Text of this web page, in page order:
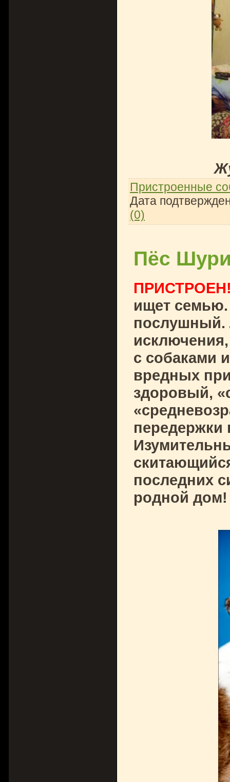
Пристроенные
Дата
(0)
Пёс
ищет
послушный.
с собаками
вредных
здоровый,
передержки
последних
родной